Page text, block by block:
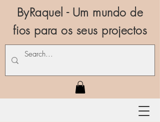
ByRaquel - Um mundo de
fios para os seus projectos